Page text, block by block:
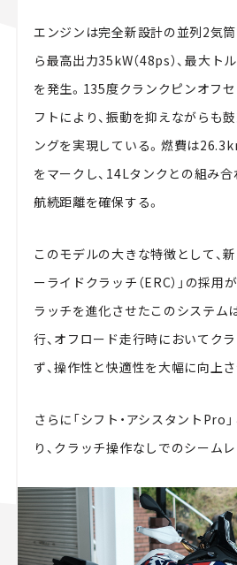
エンジンは完全新設計の並列2気
ら最高出力35kW（48ps）、最大ト
を発生。135度クランクピンオフ
フトにより、振動を抑えながらも
ングを実現している。燃費は
をマークし、14Lタンクとの組み
航続距離を確保する。
このモデルの大きな特徴として、
ーライドクラッチ（ERC）」の採用
ラッチを進化させたこのシステムは
行、オフロード走行時においてク
ず、操作性と快適性を大幅に向上さ
さらに「シフト・アシスタントPro
り、クラッチ操作なしでのシーム